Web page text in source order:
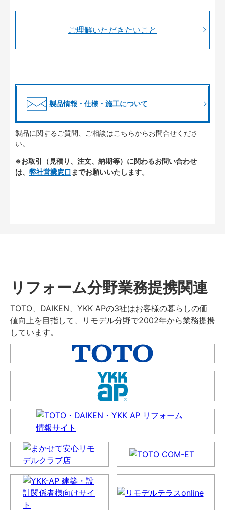
ご理解いただきたいこと
製品情報・仕様・施工について
製品に関するご質問、ご相談はこちらからお問合せくださ
い。
※お取引（見積り、注文、納期等）に関わるお問い合わせ
は、 弊社営業窓口 までお願いいたします。
リフォーム分野業務提携関連
TOTO、DAIKEN、YKK APの3社はお客様の暮らしの価
値向上を目指して、リモデル分野で2002年から業務提携
しています。